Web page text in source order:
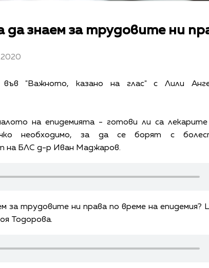
да знаем за трудовите ни
във "Важното, казано на глас" с Лили
на епидемията - готови ли са
необходимо, за да се борят с
на БЛС д-р Иван Маджаров.
за трудовите ни права по време на епидемия?
Тодорова.